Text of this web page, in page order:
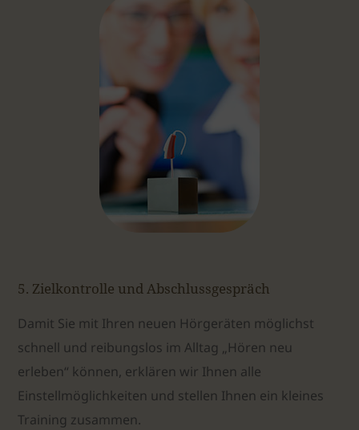
5. Zielkontrolle und Abschlussgespräch
Damit Sie mit Ihren neuen Hörgeräten möglichst
schnell und reibungslos im Alltag „Hören neu
erleben“ können, erklären wir Ihnen alle
Einstellmöglichkeiten und stellen Ihnen ein kleines
Training zusammen.